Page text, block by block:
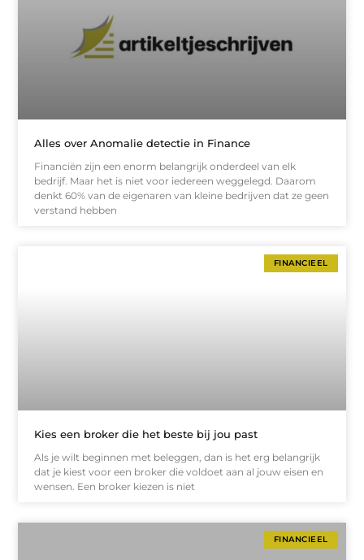
Alles over Anomalie detectie in Finance
Financiën zijn een enorm belangrijk onderdeel van elk
bedrijf. Maar het is niet voor iedereen weggelegd. Daarom
denkt 60% van de eigenaren van kleine bedrijven dat ze geen
verstand hebben
FINANCIEEL
Kies een broker die het beste bij jou past
Als je wilt beginnen met beleggen, dan is het erg belangrijk
dat je kiest voor een broker die voldoet aan al jouw eisen en
wensen. Een broker kiezen is niet
FINANCIEEL